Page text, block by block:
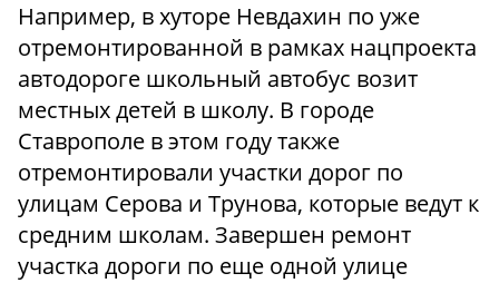
Например, в хуторе Невдахин по уже
отремонтированной в рамках нацпроекта
автодороге школьный автобус возит
местных детей в школу. В городе
Ставрополе в этом году также
отремонтировали участки дорог по
улицам Серова и Трунова, которые ведут к
средним школам. Завершен ремонт
участка дороги по еще одной улице